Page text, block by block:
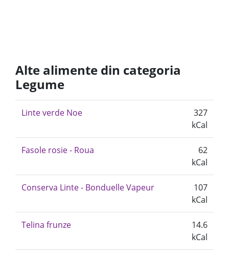
Alte alimente din categoria
Legume
Linte verde Noe
327
kCal
Fasole rosie - Roua
62
kCal
Conserva Linte - Bonduelle Vapeur
107
kCal
Telina frunze
14.6
kCal